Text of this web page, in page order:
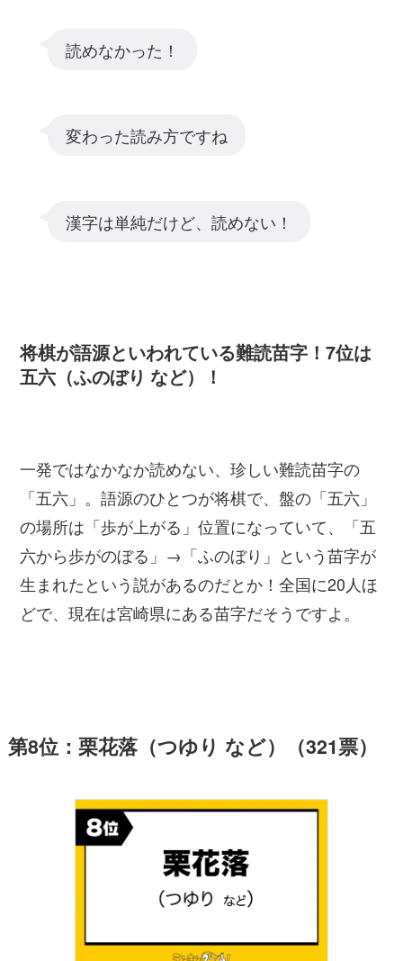
読めなかった！
変わった読み方ですね
漢字は単純だけど、読めない！
将棋が語源といわれている難読苗字！7位は
五六（ふのぼり など）！
一発ではなかなか読めない、珍しい難読苗字の
「五六」。語源のひとつが将棋で、盤の「五六」
の場所は「歩が上がる」位置になっていて、「五
六から歩がのぼる」→「ふのぼり」という苗字が
生まれたという説があるのだとか！全国に20人ほ
どで、現在は宮崎県にある苗字だそうですよ。
第8位：栗花落（つゆり など）（321票）